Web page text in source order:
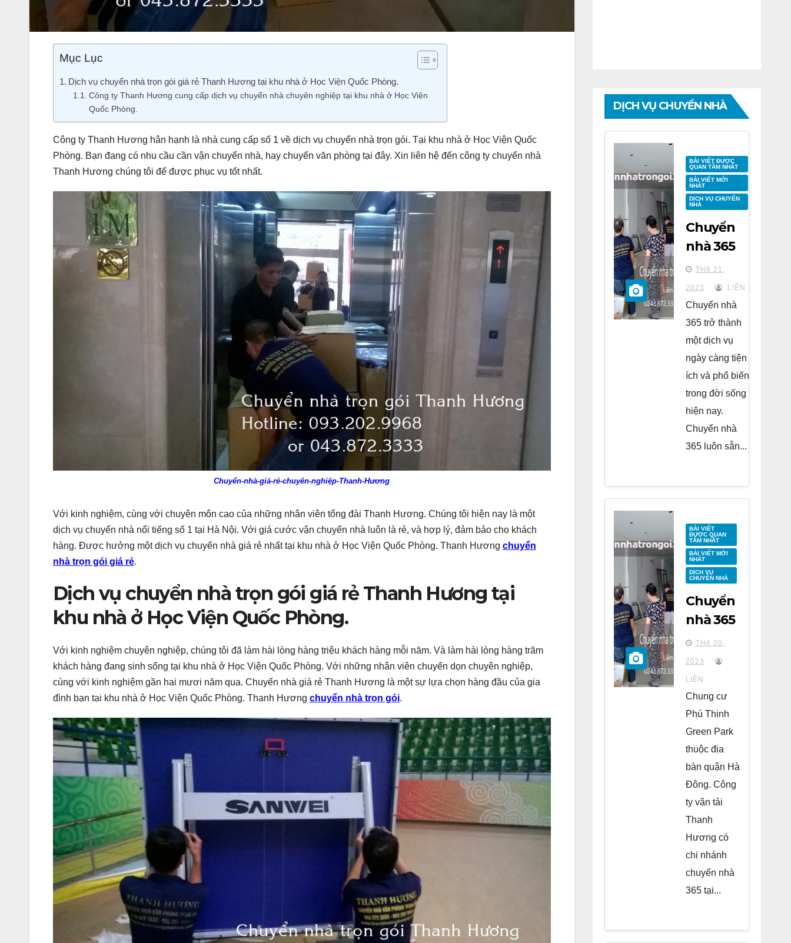
Mục Lục
Dịch vụ chuyển nhà trọn gói giá rẻ Thanh Hương tại khu nhà ở Học Viện Quốc Phòng.
Công ty Thanh Hương cung cấp dịch vụ chuyển nhà chuyên nghiệp tại khu nhà ở Học Viện
Quốc Phòng.
Công ty Thanh Hương hân hạnh là nhà cung cấp số 1 về dịch vụ chuyển nhà trọn gói. Tại khu nhà ở Học Viện Quốc
Phòng. Bạn đang có nhu cầu cần vận chuyển nhà, hay chuyển văn phòng tại đây. Xin liên hệ đến công ty chuyển nhà
Thanh Hương chúng tôi để được phục vụ tốt nhất.
Chuyển-nhà-giá-rẻ-chuyên-nghiệp-Thanh-Hương
Với kinh nghiệm, cùng với chuyên môn cao của những nhân viên tổng đài Thanh Hương. Chúng tôi hiện nay là một
dịch vụ chuyển nhà nổi tiếng số 1 tại Hà Nội. Với giá cước vận chuyển nhà luôn là rẻ, và hợp lý, đảm bảo cho khách
hàng. Được hưởng một dịch vụ chuyển nhà giá rẻ nhất tại khu nhà ở Học Viện Quốc Phòng. Thanh Hương chuyển
nhà trọn gói giá rẻ.
Dịch vụ chuyển nhà trọn gói giá rẻ Thanh Hương tại
khu nhà ở Học Viện Quốc Phòng.
Với kinh nghiệm chuyên nghiệp, chúng tôi đã làm hài lòng hàng triệu khách hàng mỗi năm. Và làm hài lòng hàng trăm
khách hàng đang sinh sống tại khu nhà ở Học Viện Quốc Phòng. Với những nhân viên chuyển dọn chuyên nghiệp,
cùng với kinh nghiệm gần hai mươi năm qua. Chuyển nhà giá rẻ Thanh Hương là một sự lựa chọn hàng đầu của gia
đình bạn tại khu nhà ở Học Viện Quốc Phòng. Thanh Hương chuyển nhà trọn gói.
DỊCH VỤ CHUYỂN NHÀ
BÀI VIẾT ĐƯỢC
QUAN TÂM NHẤT
BÀI VIẾT MỚI
NHẤT
DỊCH VỤ CHUYỂN
NHÀ
Chuyển
nhà 365
tại chung
cư BID
Residence
Tố Hữu
TH6 21,
2023 LIÊN
Chuyển nhà
365 trở thành
một dịch vụ
ngày càng tiện
ích và phổ biến
trong đời sống
hiện nay.
Chuyển nhà
365 luôn sẵn...
BÀI VIẾT
ĐƯỢC QUAN
TÂM NHẤT
BÀI VIẾT MỚI
NHẤT
DỊCH VỤ
CHUYỂN NHÀ
Chuyển
nhà 365
tại
chung
cư Phú
Thịnh
Green
Park Hà
Đông
TH6 20,
2023
LIÊN
Chung cư
Phú Thịnh
Green Park
thuộc địa
bàn quận Hà
Đông. Công
ty vận tải
Thanh
Hương có
chi nhánh
chuyển nhà
365 tại...